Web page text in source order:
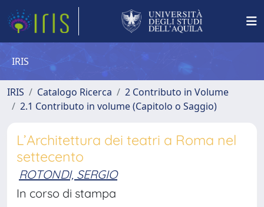
IRIS
IRIS Catalogo Ricerca
2 Contributo in Volume
2.1 Contributo in volume (Capitolo o Saggio)
L’Architettura dei teatri a Roma nel
settecento
ROTONDI, SERGIO
In corso di stampa